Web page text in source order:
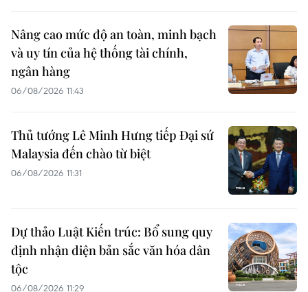
Nâng cao mức độ an toàn, minh bạch
và uy tín của hệ thống tài chính,
ngân hàng
06/08/2026 11:43
Thủ tướng Lê Minh Hưng tiếp Đại sứ
Malaysia đến chào từ biệt
06/08/2026 11:31
Dự thảo Luật Kiến trúc: Bổ sung quy
định nhận diện bản sắc văn hóa dân
tộc
06/08/2026 11:29